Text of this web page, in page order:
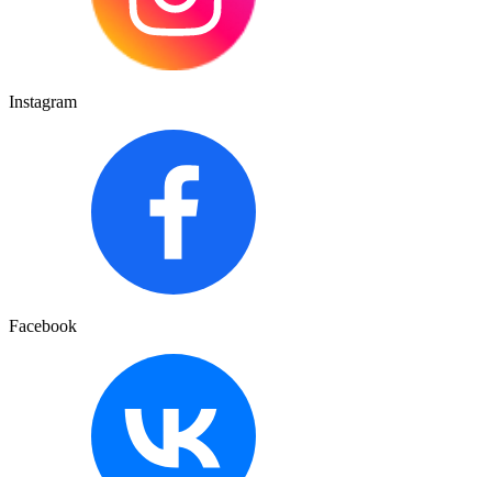
Instagram
Facebook